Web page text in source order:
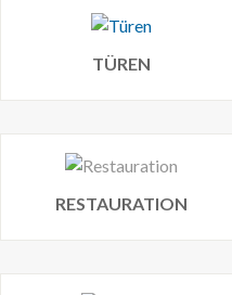
TÜREN
RESTAURATION